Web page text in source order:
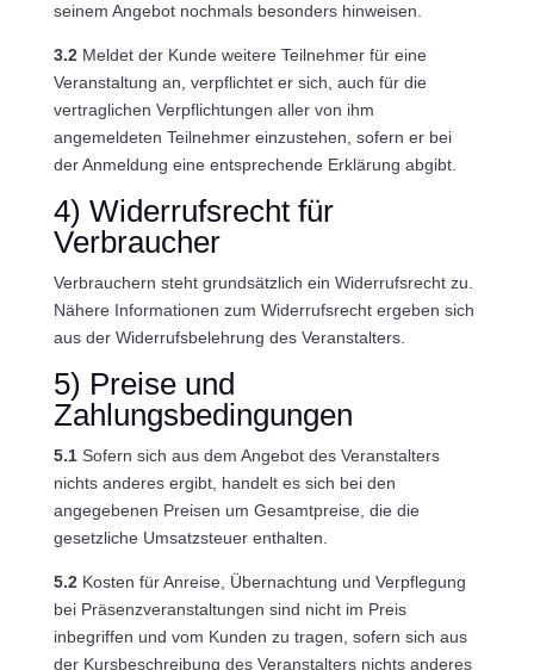
seinem Angebot nochmals besonders hinweisen.
3.2Meldet der Kunde weitere Teilnehmer für eine
Veranstaltung an, verpflichtet er sich, auch für die
vertraglichen Verpflichtungen aller von ihm
angemeldeten Teilnehmer einzustehen, sofern er bei
der Anmeldung eine entsprechende Erklärung abgibt.
4) Widerrufsrecht für
Verbraucher
Verbrauchern steht grundsätzlich ein Widerrufsrecht zu.
Nähere Informationen zum Widerrufsrecht ergeben sich
aus der Widerrufsbelehrung des Veranstalters.
5) Preise und
Zahlungsbedingungen
5.1Sofern sich aus dem Angebot des Veranstalters
nichts anderes ergibt, handelt es sich bei den
angegebenen Preisen um Gesamtpreise, die die
gesetzliche Umsatzsteuer enthalten.
5.2Kosten für Anreise, Übernachtung und Verpflegung
bei Präsenzveranstaltungen sind nicht im Preis
inbegriffen und vom Kunden zu tragen, sofern sich aus
der Kursbeschreibung des Veranstalters nichts anderes